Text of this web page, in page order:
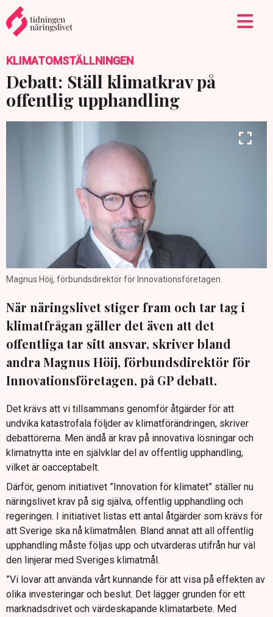
KLIMATOMSTÄLLNINGEN
Debatt: Ställ klimatkrav på
offentlig upphandling
Magnus Höij, förbundsdirektör för Innovationsföretagen.
När näringslivet stiger fram och tar tag i
klimatfrågan gäller det även att det
offentliga tar sitt ansvar, skriver bland
andra Magnus Höij, förbundsdirektör för
Innovationsföretagen, på GP debatt.
Det krävs att vi tillsammans genomför åtgärder för att
undvika katastrofala följder av klimatförändringen, skriver
debattörerna. Men ändå är krav på innovativa lösningar och
klimatnytta inte en självklar del av offentlig upphandling,
vilket är oacceptabelt.
Därför, genom initiativet ”Innovation för klimatet” ställer nu
näringslivet krav på sig själva, offentlig upphandling och
regeringen. I initiativet listas ett antal åtgärder som krävs för
att Sverige ska nå klimatmålen. Bland annat att all offentlig
upphandling måste följas upp och utvärderas utifrån hur väl
den linjerar med Sveriges klimatmål.
”Vi lovar att använda vårt kunnande för att visa på effekten av
olika investeringar och beslut. Det lägger grunden för ett
marknadsdrivet och värdeskapande klimatarbete. Med